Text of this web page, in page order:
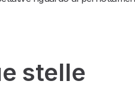
stelle